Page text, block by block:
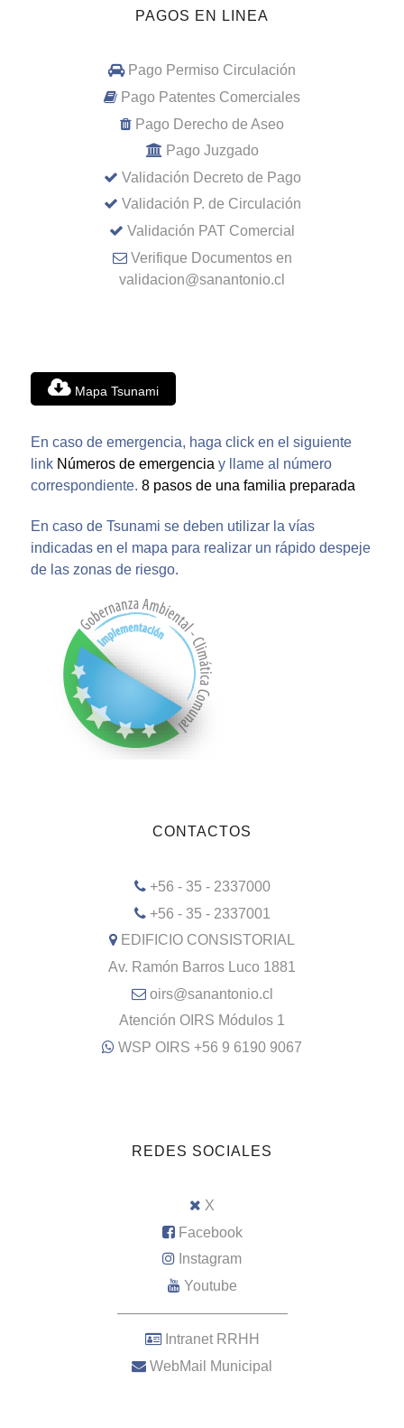
PAGOS EN LINEA
Pago Permiso Circulación
Pago Patentes Comerciales
Pago Derecho de Aseo
Pago Juzgado
Validación Decreto de Pago
Validación P. de Circulación
Validación PAT Comercial
Verifique Documentos en
validacion@sanantonio.cl
Mapa Tsunami
En caso de emergencia, haga click en el siguiente
link Números de emergencia y llame al número
correspondiente. 8 pasos de una familia preparada
En caso de Tsunami se deben utilizar la vías
indicadas en el mapa para realizar un rápido despeje
de las zonas de riesgo.
CONTACTOS
+56 - 35 - 2337000
+56 - 35 - 2337001
EDIFICIO CONSISTORIAL
Av. Ramón Barros Luco 1881
oirs@sanantonio.cl
Atención OIRS Módulos 1
WSP OIRS +56 9 6190 9067
REDES SOCIALES
X
Facebook
Instagram
Youtube
–––––––––––––––––––––
Intranet RRHH
WebMail Municipal